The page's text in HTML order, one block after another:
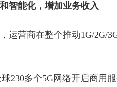
智能化，增加业务收入
运营商在整个推动1G/2G/
230多个5G网络开启商用